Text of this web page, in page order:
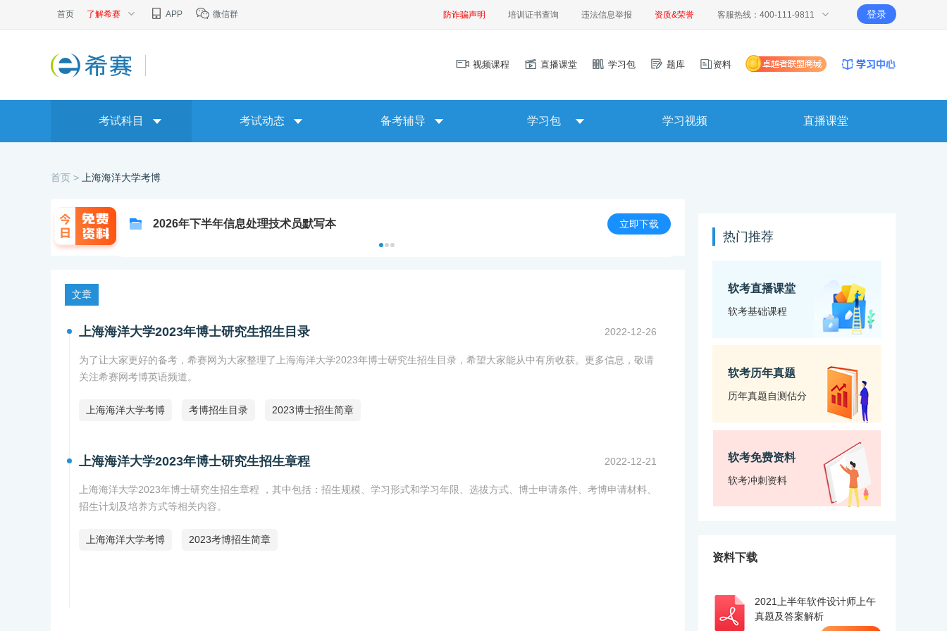
首页 了解希赛 APP 微信群 防诈骗声明 培训证书查询 违法信息举报 资质&荣誉 客服热线：400-111-9811 登录
视频课程 直播课堂 学习包 题库 资料
考试科目 考试动态 备考辅导 学习包 学习视频 直播课堂
首页 > 上海海洋大学考博
2026年下半年信息处理技术员默写本 立即下载
文章
上海海洋大学2023年博士研究生招生目录 2022-12-26
为了让大家更好的备考，希赛网为大家整理了上海海洋大学2023年博士研究生招生目录，希望大家能从中有所收获。更多信息，敬请
关注希赛网考博英语频道。
上海海洋大学考博 考博招生目录 2023博士招生简章
上海海洋大学2023年博士研究生招生章程 2022-12-21
上海海洋大学2023年博士研究生招生章程 ，其中包括：招生规模、学习形式和学习年限、选拔方式、博士申请条件、考博申请材料、
招生计划及培养方式等相关内容。
上海海洋大学考博 2023考博招生简章
热门推荐
软考直播课堂
软考基础课程
软考历年真题
历年真题自测估分
软考免费资料
软考冲刺资料
资料下载
2021上半年软件设计师上午
真题及答案解析